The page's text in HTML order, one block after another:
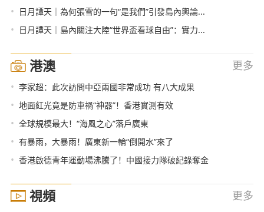
• 日月譚天｜為何張雪的一句“是我們”引發島內輿論...
• 日月譚天｜島內關注大陸“世界盃看球自由”：實力...
港澳 更多
• 李家超：此次訪問中亞兩國非常成功 有八大成果
• 地面紅光竟是防車禍“神器”！香港實測有效
• 全球規模最大！“海風之心”落戶廣東
• 有暴雨，大暴雨！廣東新一輪“倒開水”來了
• 香港啟德青年運動場沸騰了！中國接力隊破紀錄奪金
視頻 更多